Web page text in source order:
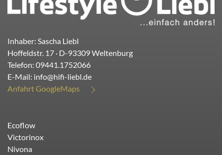
Inhaber: Sascha Liebl
Hoffeldstr. 17 · D-93309Weltenburg
Telefon: 09441.1752066
E-Mail: info@hifi-liebl.de
Anfahrt GoogleMaps
Ecoflow
Victorinox
Nivona